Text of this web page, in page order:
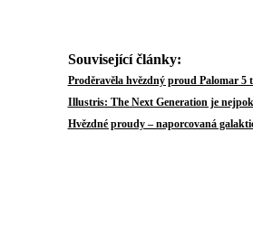
Související články:
Proděravěla hvězdný proud Palomar 5
Illustris: The Next Generation je
Hvězdné proudy – naporcovaná